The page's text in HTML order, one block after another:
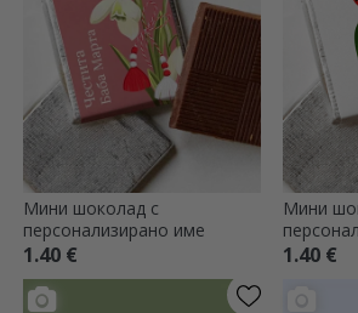
Мини шоколад с
персонализирано име
1.40 €
Мини
инициал
1.40 €